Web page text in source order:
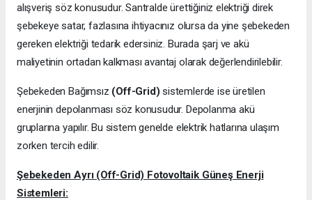
alışveriş söz konusudur. Santralde ürettiğiniz elektriği direk
şebekeye satar, fazlasına ihtiyacınız olursa da yine şebekeden
gereken elektriği tedarik edersiniz. Burada şarj ve akü
maliyetinin ortadan kalkması avantaj olarak değerlendirilebilir.
Şebekeden Bağımsız (Off-Grid) sistemlerde ise üretilen
enerjinin depolanması söz konusudur. Depolanma akü
gruplarına yapılır. Bu sistem genelde elektrik hatlarına ulaşım
zorken tercih edilir.
Şebekeden Ayrı (Off-Grid) Fotovoltaik Güneş Enerji
Sistemleri: